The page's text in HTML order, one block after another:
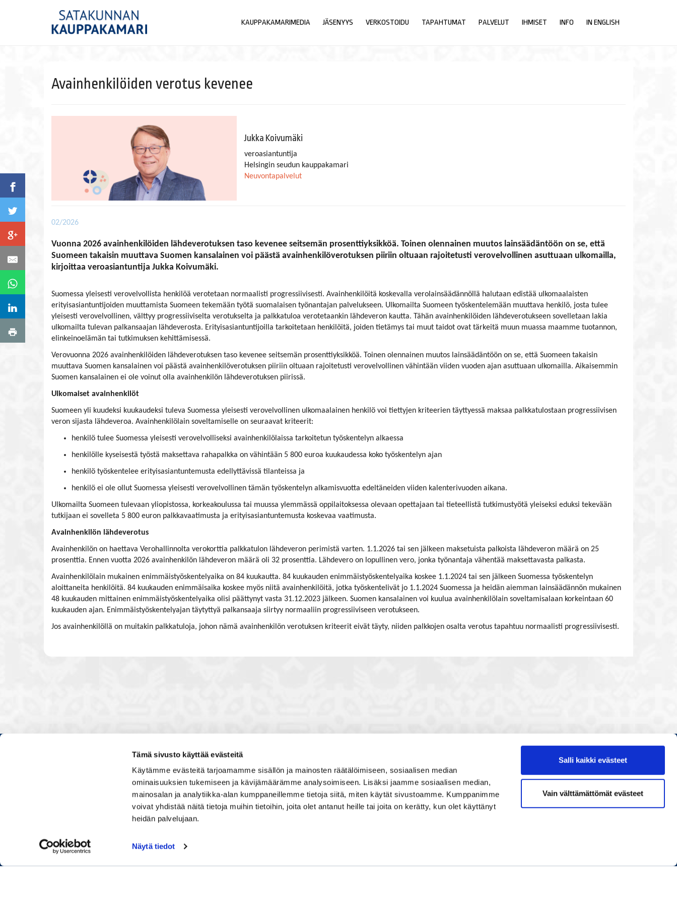
Tämä sivusto käyttää evästeitä
Käytämme evästeitä tarjoamamme sisällön ja mainosten räätälöimiseen, sosiaalisen median
ominaisuuksien tukemiseen ja kävijämäärämme analysoimiseen. Lisäksi jaamme sosiaalisen median,
mainosalan ja analytiikka-alan kumppaneillemme tietoja siitä, miten käytät sivustoamme. Kumppanimme
voivat yhdistää näitä tietoja muihin tietoihin, joita olet antanut heille tai joita on kerätty, kun olet käyttänyt
heidän palvelujaan.
Näytä tiedot
Salli kaikki evästeet
Vain välttämättömät evästeet
KAUPPAKAMARIMEDIA JÄSENYYS VERKOSTOIDU TAPAHTUMAT PALVELUT IHMISET INFO IN ENGLISH
Avainhenkilöiden verotus kevenee
Jukka Koivumäki
veroasiantuntija
Helsingin seudun kauppakamari
Neuvontapalvelut
02/2026
Vuonna 2026 avainhenkilöiden lähdeverotuksen taso kevenee seitsemän prosenttiyksikköä. Toinen olennainen muutos lainsäädäntöön on se, että
Suomeen takaisin muuttava Suomen kansalainen voi päästä avainhenkilöverotuksen piiriin oltuaan rajoitetusti verovelvollinen asuttuaan ulkomailla,
kirjoittaa veroasiantuntija Jukka Koivumäki.
Suomessa yleisesti verovelvollista henkilöä verotetaan normaalisti progressiivisesti. Avainhenkilöitä koskevalla verolainsäädännöllä halutaan edistää ulkomaalaisten
erityisasiantuntijoiden muuttamista Suomeen tekemään työtä suomalaisen työnantajan palvelukseen. Ulkomailta Suomeen työskentelemään muuttava henkilö, josta tulee
yleisesti verovelvollinen, välttyy progressiiviselta verotukselta ja palkkatuloa verotetaankin lähdeveron kautta. Tähän avainhenkilöiden lähdeverotukseen sovelletaan lakia
ulkomailta tulevan palkansaajan lähdeverosta. Erityisasiantuntijoilla tarkoitetaan henkilöitä, joiden tietämys tai muut taidot ovat tärkeitä muun muassa maamme tuotannon,
elinkeinoelämän tai tutkimuksen kehittämisessä.
Verovuonna 2026 avainhenkilöiden lähdeverotuksen taso kevenee seitsemän prosenttiyksikköä. Toinen olennainen muutos lainsäädäntöön on se, että Suomeen takaisin
muuttava Suomen kansalainen voi päästä avainhenkilöverotuksen piiriin oltuaan rajoitetusti verovelvollinen vähintään viiden vuoden ajan asuttuaan ulkomailla. Aikaisemmin
Suomen kansalainen ei ole voinut olla avainhenkilön lähdeverotuksen piirissä.
Ulkomaiset avainhenkilöt
Suomeen yli kuudeksi kuukaudeksi tuleva Suomessa yleisesti verovelvollinen ulkomaalainen henkilö voi tiettyjen kriteerien täyttyessä maksaa palkkatulostaan progressiivisen
veron sijasta lähdeveroa. Avainhenkilölain soveltamiselle on seuraavat kriteerit:
henkilö tulee Suomessa yleisesti verovelvolliseksi avainhenkilölaissa tarkoitetun työskentelyn alkaessa
henkilölle kyseisestä työstä maksettava rahapalkka on vähintään 5 800 euroa kuukaudessa koko työskentelyn ajan
henkilö työskentelee erityisasiantuntemusta edellyttävissä tilanteissa ja
henkilö ei ole ollut Suomessa yleisesti verovelvollinen tämän työskentelyn alkamisvuotta edeltäneiden viiden kalenterivuoden aikana.
Ulkomailta Suomeen tulevaan yliopistossa, korkeakoulussa tai muussa ylemmässä oppilaitoksessa olevaan opettajaan tai tieteellistä tutkimustyötä yleiseksi eduksi tekevään
tutkijaan ei sovelleta 5 800 euron palkkavaatimusta ja erityisasiantuntemusta koskevaa vaatimusta.
Avainhenkilön lähdeverotus
Avainhenkilön on haettava Verohallinnolta verokorttia palkkatulon lähdeveron perimistä varten. 1.1.2026 tai sen jälkeen maksetuista palkoista lähdeveron määrä on 25
prosenttia. Ennen vuotta 2026 avainhenkilön lähdeveron määrä oli 32 prosenttia. Lähdevero on lopullinen vero, jonka työnantaja vähentää maksettavasta palkasta.
Avainhenkilölain mukainen enimmäistyöskentelyaika on 84 kuukautta. 84 kuukauden enimmäistyöskentelyaika koskee 1.1.2024 tai sen jälkeen Suomessa työskentelyn
aloittaneita henkilöitä. 84 kuukauden enimmäisaika koskee myös niitä avainhenkilöitä, jotka työskentelivät jo 1.1.2024 Suomessa ja heidän aiemman lainsäädännön mukainen
48 kuukauden mittainen enimmäistyöskentelyaika olisi päättynyt vasta 31.12.2023 jälkeen. Suomen kansalainen voi kuulua avainhenkilölain soveltamisalaan korkeintaan 60
kuukauden ajan. Enimmäistyöskentelyajan täytyttyä palkansaaja siirtyy normaaliin progressiiviseen verotukseen.
Jos avainhenkilöllä on muitakin palkkatuloja, johon nämä avainhenkilön verotuksen kriteerit eivät täyty, niiden palkkojen osalta verotus tapahtuu normaalisti progressiivisesti.
luontevasti kollegoidesi kanssa, solmit kiinnostavia kontakteja
ja vaikutat elinkeinoelämän toimintaedellytyksiin yhdessä
muiden yritysjohtajien kanssa. Olet mukana joukossa, joka
uskoo tulevaisuuteen, ajattelee isosti ja kehittää jatkuvasti
osaamistaan.
Valtakatu 6, 28100 Pori
Avoinna ma - pe 8.30 - 15.30.
Painopisteet